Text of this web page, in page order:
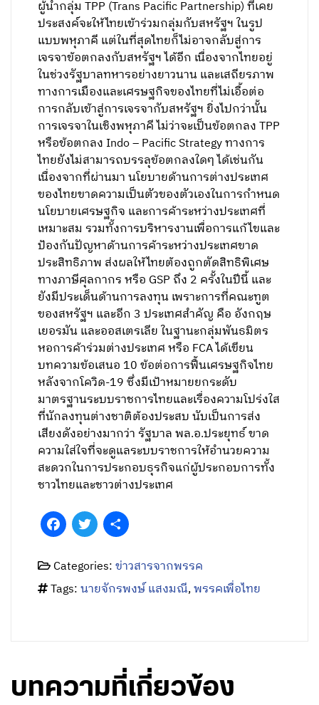
ผู้นำกลุ่ม TPP (Trans Pacific Partnership) ที่เคย
ประสงค์จะให้ไทยเข้าร่วมกลุ่มกับสหรัฐฯ ในรูป
แบบพหุภาคี แต่ในที่สุดไทยก็ไม่อาจกลับสู่การ
เจรจาข้อตกลงกับสหรัฐฯ ได้อีก เนื่องจากไทยอยู่
ในช่วงรัฐบาลทหารอย่างยาวนาน และเสถียรภาพ
ทางการเมืองและเศรษฐกิจของไทยที่ไม่เอื้อต่อ
การกลับเข้าสู่การเจรจากับสหรัฐฯ ยิ่งไปกว่านั้น
การเจรจาในเชิงพหุภาคี ไม่ว่าจะเป็นข้อตกลง TPP
หรือข้อตกลง Indo – Pacific Strategy ทางการ
ไทยยังไม่สามารถบรรลุข้อตกลงใดๆ ได้เช่นกัน
เนื่องจากที่ผ่านมา นโยบายด้านการต่างประเทศ
ของไทยขาดความเป็นตัวของตัวเองในการกำหนด
นโยบายเศรษฐกิจ และการค้าระหว่างประเทศที่
เหมาะสม รวมทั้งการบริหารงานเพื่อการแก้ไขและ
ป้องกันปัญหาด้านการค้าระหว่างประเทศขาด
ประสิทธิภาพ ส่งผลให้ไทยต้องถูกตัดสิทธิพิเศษ
ทางภาษีศุลกากร หรือ GSP ถึง 2 ครั้งในปีนี้ และ
ยังมีประเด็นด้านการลงทุน เพราะการที่คณะทูต
ของสหรัฐฯ และอีก 3 ประเทศสำคัญ คือ อังกฤษ
เยอรมัน และออสเตรเลีย ในฐานะกลุ่มพันธมิตร
หอการค้าร่วมต่างประเทศ หรือ FCA ได้เขียน
บทความข้อเสนอ 10 ข้อต่อการฟื้นเศรษฐกิจไทย
หลังจากโควิด-19 ซึ่งมีเป้าหมายยกระดับ
มาตรฐานระบบราชการไทยและเรื่องความโปร่งใส
ที่นักลงทุนต่างชาติต้องประสบ นับเป็นการส่ง
เสียงดังอย่างมากว่า รัฐบาล พล.อ.ประยุทธ์ ขาด
ความใส่ใจที่จะดูแลระบบราชการให้อำนวยความ
สะดวกในการประกอบธุรกิจแก่ผู้ประกอบการทั้ง
ชาวไทยและชาวต่างประเทศ
FacebookTwitter
Categories:ข่าวสารจากพรรค
Tags:นายจักรพงษ์ แสงมณี,พรรคเพื่อไทย
บทความที่เกี่ยวข้อง